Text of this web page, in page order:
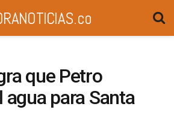
que Petro
para Santa